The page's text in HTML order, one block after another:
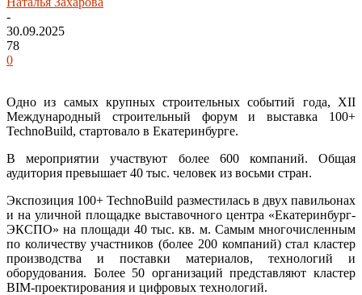
-
30.09.2025
78
0
Одно из самых крупных строительных событий года, XII
Международный строительный форум и выставка 100+
TechnoBuild, стартовало в Екатеринбурге.
В мероприятии участвуют более 600 компаний. Общая
аудитория превышает 40 тыс. человек из восьми стран.
Экспозиция 100+ TechnoBuild разместилась в двух павильонах
и на уличной площадке выставочного центра «Екатеринбург-
ЭКСПО» на площади 40 тыс. кв. м. Самым многочисленным
по количеству участников (более 200 компаний) стал кластер
производства и поставки материалов, технологий и
оборудования. Более 50 организаций представляют кластер
BIM-проектирования и цифровых технологий.